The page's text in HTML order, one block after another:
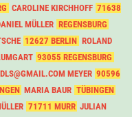
CAROLINE KIRCHHOFF 71638
MÜLLER REGENSBURG
12627 BERLIN ROLAND
93055 REGENSBURG
MEYER 90596
MARIA BAUR TÜBINGEN
71711 MURR JULIAN